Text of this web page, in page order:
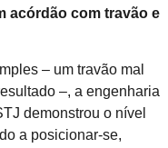
acórdão com travão e
– um travão mal
–, a engenharia
demonstrou o nível
a posicionar-se,